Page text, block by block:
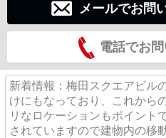
メールでお問
電話でお
新着情報：梅田スクエアビル
けにもなっており、これから
リなロケーションもポイント
されていますので建物内の移